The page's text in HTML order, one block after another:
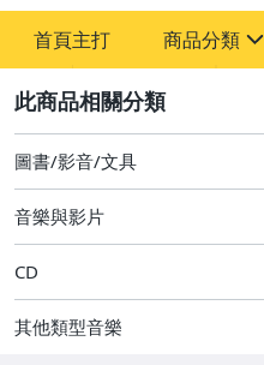
首頁主打 商品分類
家具
書.畫作品
雕刻.工藝品
玉.石.印材.水晶
圖書/影音/文具
音樂與影片
CD
其他類型音樂